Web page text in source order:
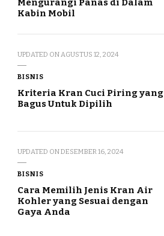
Mengurangi Panas di Dalam
Kabin Mobil
UPDATED ONAGUSTUS 12, 2024
BISNIS
Kriteria Kran Cuci Piring yang
Bagus Untuk Dipilih
UPDATED ONDESEMBER 16, 2024
BISNIS
Cara Memilih Jenis Kran Air
Kohler yang Sesuai dengan
Gaya Anda